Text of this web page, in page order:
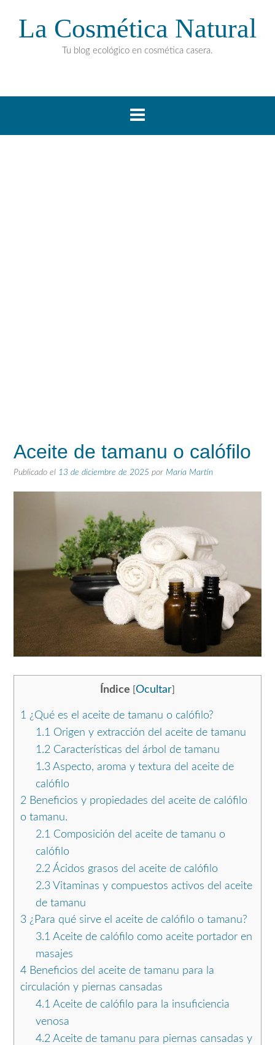
La Cosmética Natural
Tu blog ecológico en cosmética casera.
Aceite de tamanu o calófilo
Publicado el 13 de diciembre de 2025 por María Martín
Índice Ocultar
1 ¿Qué es el aceite de tamanu o calófilo?
1.1 Origen y extracción del aceite de tamanu
1.2Características del árbol de tamanu
1.3Aspecto, aroma y textura del aceite de
calófilo
2 Beneficios y propiedades del aceite de calófilo
o tamanu.
2.1 Composición del aceite de tamanu o
calófilo
2.2Ácidos grasos del aceite de calófilo
2.3Vitaminas y compuestos activos del aceite
de tamanu
3 ¿Para qué sirve el aceite de calófilo o tamanu?
3.1 Aceite de calófilo como aceite portador en
masajes
4 Beneficios del aceite de tamanu para la
circulación y piernas cansadas
4.1 Aceite de calófilo para la insuficiencia
venosa
4.2Aceite de tamanu para piernas cansadas y